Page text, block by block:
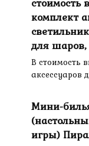
комплект
для шаров,
В стоимость
аксессуаров
Мини-
игры)